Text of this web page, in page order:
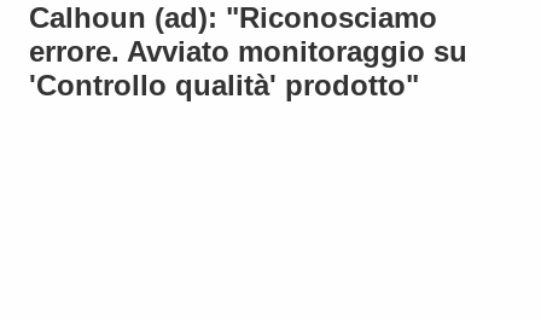
Calhoun (ad): "Riconosciamo
errore. Avviato monitoraggio su
'Controllo qualità' prodotto"